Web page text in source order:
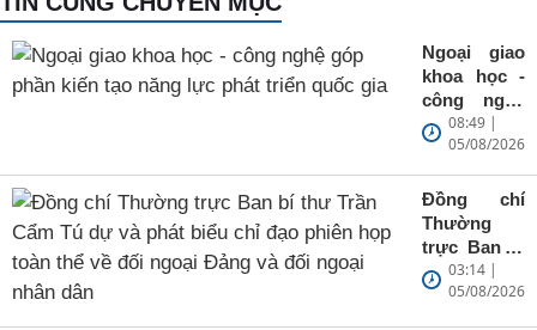
Ngoại giao
khoa học -
công nghệ
góp phần
kiến tạo
năng lực
phát triển
quốc gia
08:49 |
05/08/2026
Đồng chí
Thường
trực Ban bí
thư Trần
Cẩm Tú dự
03:14 |
05/08/2026